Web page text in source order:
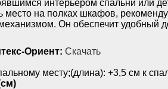
интерьером спальни или
место на полках шкафов,
Он обеспечит удобный
Ориент: Скачать
месту;(длина): +3,5 см к